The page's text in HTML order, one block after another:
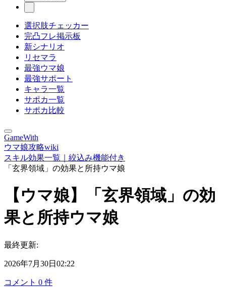
選択肢チェッカー
完凸フレ掲示板
新シナリオ
リセマラ
最強ウマ娘
最強サポート
キャラ一覧
サポカ一覧
サポカ比較
GameWith
ウマ娘攻略wiki
スキル効果一覧｜絞込み機能付き
「玄界領域」の効果と所持ウマ娘
【ウマ娘】「玄界領域」の効
果と所持ウマ娘
最終更新:
2026年7月30日02:22
コメント 0 件